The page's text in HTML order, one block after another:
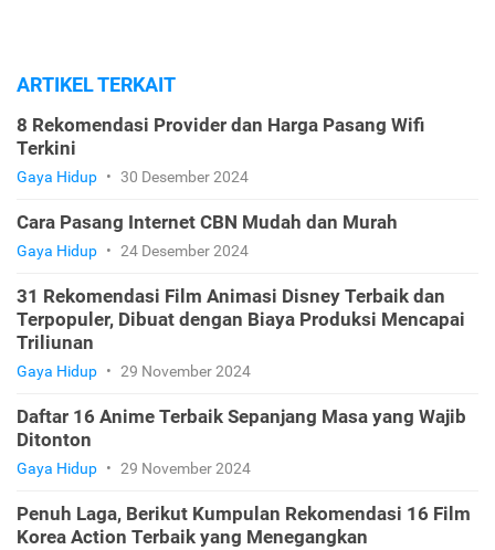
ARTIKEL TERKAIT
8 Rekomendasi Provider dan Harga Pasang Wifi
Terkini
Gaya Hidup • 30 Desember 2024
Cara Pasang Internet CBN Mudah dan Murah
Gaya Hidup • 24 Desember 2024
31 Rekomendasi Film Animasi Disney Terbaik dan
Terpopuler, Dibuat dengan Biaya Produksi Mencapai
Triliunan
Gaya Hidup • 29 November 2024
Daftar 16 Anime Terbaik Sepanjang Masa yang Wajib
Ditonton
Gaya Hidup • 29 November 2024
Penuh Laga, Berikut Kumpulan Rekomendasi 16 Film
Korea Action Terbaik yang Menegangkan